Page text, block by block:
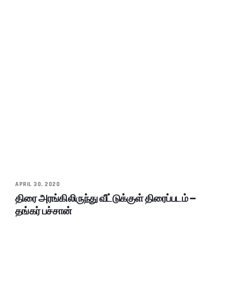
APRIL 30, 2020
திரை அரங்கிலிருந்து வீட்டுக்குள் திரைப்படம் –
தங்கர் பச்சான்